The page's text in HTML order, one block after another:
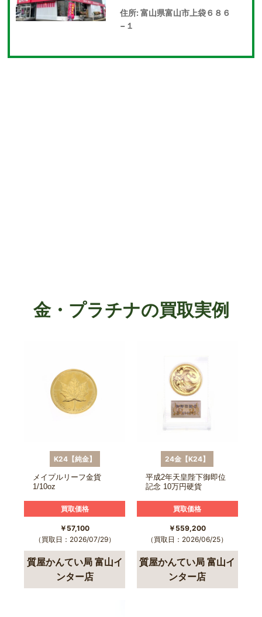
住所: 富山県富山市上袋６８６
−１
金・プラチナの買取実例
K24【純金】
メイプルリーフ金貨
1/10oz
買取価格
￥57,100
（買取日：2026/07/29）
質屋かんてい局 富山イ
ンター店
24金【K24】
平成2年天皇陛下御即位
記念 10万円硬貨
買取価格
￥559,200
（買取日：2026/06/25）
質屋かんてい局 富山イ
ンター店